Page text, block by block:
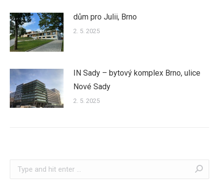
dům pro Julii, Brno
2. 5. 2025
IN Sady – bytový komplex Brno, ulice
Nové Sady
2. 5. 2025
Search: